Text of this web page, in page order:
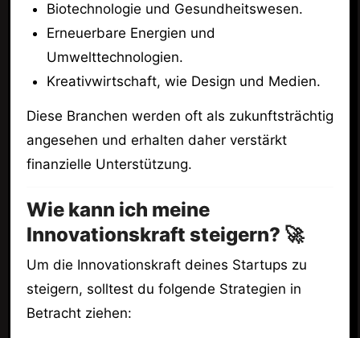
Biotechnologie und Gesundheitswesen.
Erneuerbare Energien und
Umwelttechnologien.
Kreativwirtschaft, wie Design und Medien.
Diese Branchen werden oft als zukunftsträchtig
angesehen und erhalten daher verstärkt
finanzielle Unterstützung.
Wie kann ich meine
Innovationskraft steigern? 🚀
Um die Innovationskraft deines Startups zu
steigern, solltest du folgende Strategien in
Betracht ziehen: